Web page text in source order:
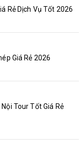
Rẻ Dịch Vụ Tốt 2026
Giá Rẻ 2026
Tour Tốt Giá Rẻ